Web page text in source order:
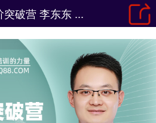
突破营 李东东 ...